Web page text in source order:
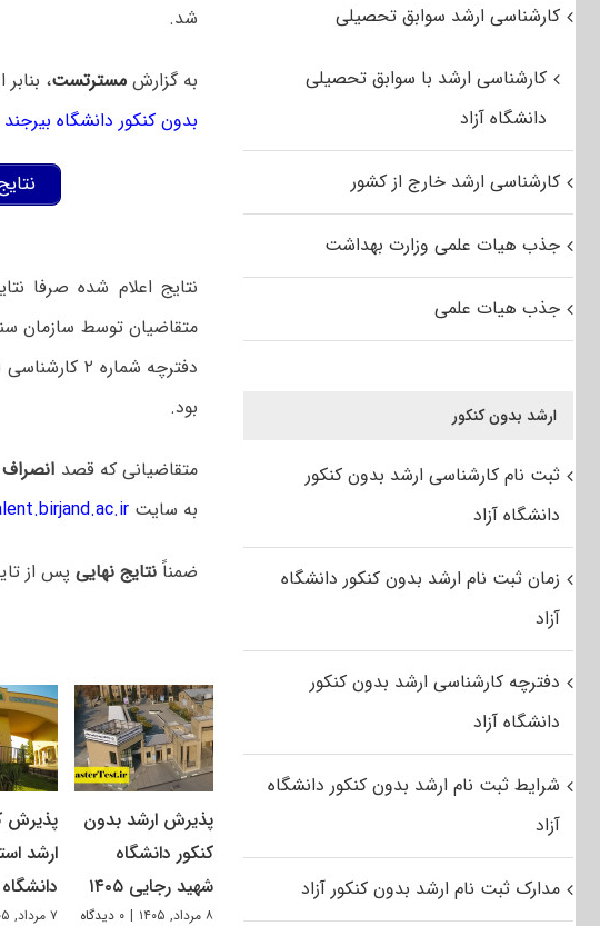
شد.
به گزارش مسترتست،
بدون کنکور دانشگاه بیرجند
نتایج اعلام شده صرفا
متقاضیان توسط سازمان
دفترچه شماره ۲ کارشناسی ارشد سازمان سنجش (
بود.
متقاضیانی که قصد انصراف
به سایت
ضمناً نتایج نهاییپس از
پذیرش ارشد بدون
کنکور دانشگاه
شهید رجایی ۱۴۰۵
۸ مرداد, ۱۴۰۵ | ۰ دیدگاه
پذیرش
ارشد
دانشگاه
۷ مرداد, ۱۴۰۵
کارشناسی ارشد سوابق تحصیلی
کارشناسی ارشد با سوابق تحصیلی
دانشگاه آزاد
کارشناسی ارشد خارج از کشور
جذب هیات علمی وزارت بهداشت
جذب هیات علمی
ارشد بدون کنکور
ثبت نام کارشناسی ارشد بدون کنکور
دانشگاه آزاد
زمان ثبت نام ارشد بدون کنکور دانشگاه
آزاد
دفترچه کارشناسی ارشد بدون کنکور
دانشگاه آزاد
شرایط ثبت نام ارشد بدون کنکور دانشگاه
آزاد
مدارک ثبت نام ارشد بدون کنکور آزاد